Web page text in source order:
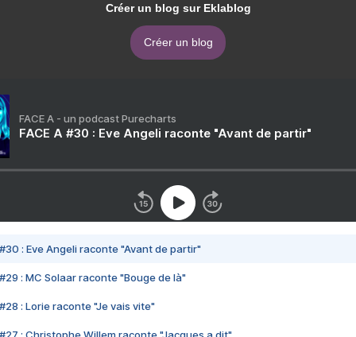
Créer un blog sur Eklablog
Créer un blog
FACE A - un podcast Purecharts
FACE A #30 : Eve Angeli raconte "Avant de partir"
#30 : Eve Angeli raconte "Avant de partir"
#29 : MC Solaar raconte "Bouge de là"
#28 : Lorie raconte "Je vais vite"